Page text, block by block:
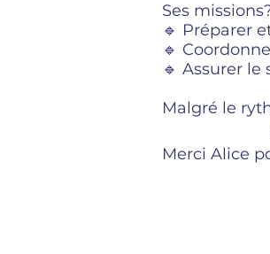
Ses
🔹 Préparer
🔹
🔹 Assurer
Malgré le
Merci Alice